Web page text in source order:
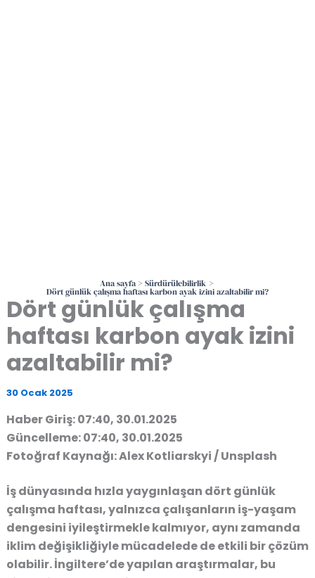
Ana sayfa Sürdürülebilirlik
Dört günlük çalışma haftası karbon ayak izini azaltabilir mi?
Dört günlük çalışma
haftası karbon ayak izini
azaltabilir mi?
30 Ocak 2025
Haber Giriş: 07:40, 30.01.2025
Güncelleme: 07:40, 30.01.2025
Fotoğraf Kaynağı: Alex Kotliarskyi / Unsplash
İş dünyasında hızla yaygınlaşan dört günlük
çalışma haftası, yalnızca çalışanların iş-yaşam
dengesini iyileştirmekle kalmıyor, aynı zamanda
iklim değişikliğiyle mücadelede de etkili bir çözüm
olabilir. İngiltere’de yapılan araştırmalar, bu